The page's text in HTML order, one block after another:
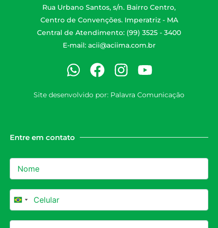
Rua Urbano Santos, s/n. Bairro Centro,
Centro de Convenções. Imperatriz - MA
Central de Atendimento: (99) 3525 - 3400
E-mail: acii@aciima.com.br
Site desenvolvido por: Palavra Comunicação
Entre em contato
Brazil +55